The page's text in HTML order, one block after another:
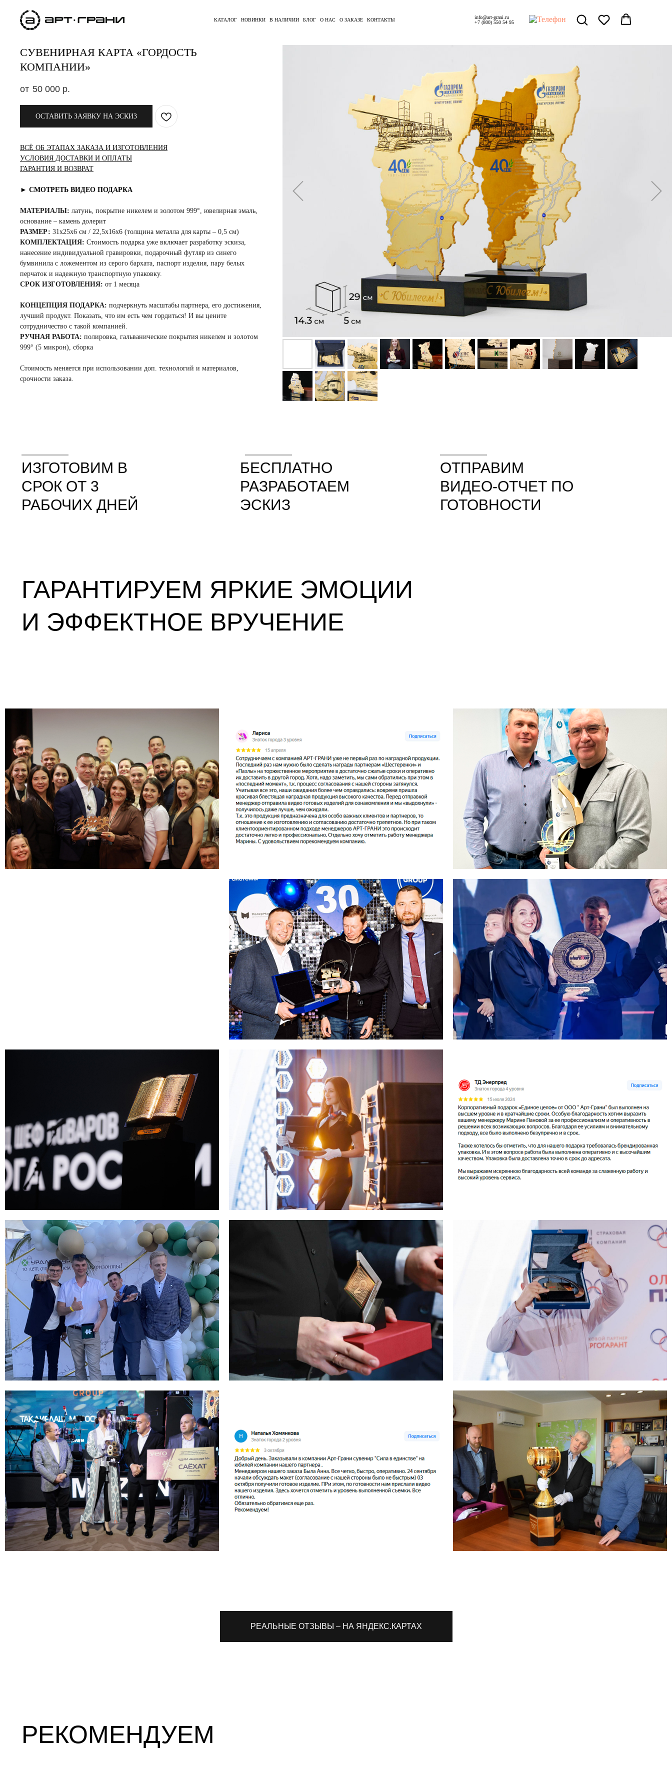
КАТАЛОГ НОВИНКИ В НАЛИЧИИ БЛОГ О НАС О ЗАКАЗЕ КОНТАКТЫ
info@art-grani.ru
+7 (800) 550 54 95
СУВЕНИРНАЯ КАРТА «ГОРДОСТЬ
КОМПАНИИ»
50 000 р.
ОСТАВИТЬ ЗАЯВКУ НА ЭСКИЗ
ВСЁ ОБ ЭТАПАХ ЗАКАЗА И ИЗГОТОВЛЕНИЯ
УСЛОВИЯ ДОСТАВКИ И ОПЛАТЫ
ГАРАНТИЯ И ВОЗВРАТ
► СМОТРЕТЬ ВИДЕО ПОДАРКА
МАТЕРИАЛЫ: латунь, покрытие никелем и золотом 999°, ювелирная эмаль,
основание – камень долерит
РАЗМЕР: 31x25x6 см / 22,5x16x6 (толщина металла для карты – 0,5 см)
КОМПЛЕКТАЦИЯ: Стоимость подарка уже включает разработку эскиза,
нанесение индивидуальной гравировки, подарочный футляр из синего
бумвинила с ложементом из серого бархата, паспорт изделия, пару белых
перчаток и надежную транспортную упаковку.
СРОК ИЗГОТОВЛЕНИЯ: от 1 месяца
КОНЦЕПЦИЯ ПОДАРКА: подчеркнуть масштабы партнера, его достижения,
лучший продукт. Показать, что им есть чем гордиться! И вы цените
сотрудничество с такой компанией.
РУЧНАЯ РАБОТА: полировка, гальванические покрытия никелем и золотом
999° (5 микрон), сборка
Стоимость меняется при использовании доп. технологий и материалов,
срочности заказа.
ИЗГОТОВИМ В
СРОК ОТ 3
РАБОЧИХ ДНЕЙ
БЕСПЛАТНО
РАЗРАБОТАЕМ
ЭСКИЗ
ОТПРАВИМ
ВИДЕО-ОТЧЕТ ПО
ГОТОВНОСТИ
ГАРАНТИРУЕМ ЯРКИЕ ЭМОЦИИ
И ЭФФЕКТНОЕ ВРУЧЕНИЕ
РЕАЛЬНЫЕ ОТЗЫВЫ – НА ЯНДЕКС.КАРТАХ
РЕКОМЕНДУЕМ